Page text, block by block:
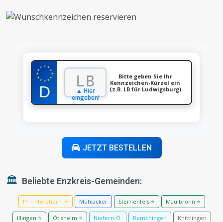
★ ★
★
★
★
★
★
★
★
★
★
★
▲ Hier
eingeben!
Bitte geben Sie Ihr
Kennzeichen-Kürzel ein
(z.B. LB für Ludwigsburg)
JETZT BESTELLEN
🏛️ Beliebte Enzkreis-Gemeinden:
PF - Pforzheim ⭐ Mühlacker Sternenfels ⭐ Maulbronn ⭐
Illingen ⭐ Ötisheim ⭐ Niefern-Ö. Remchingen Knittlingen